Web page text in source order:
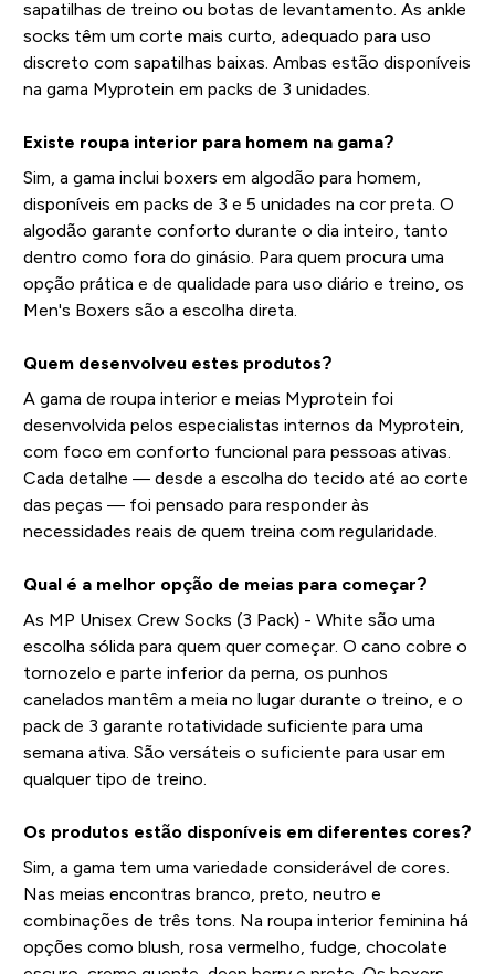
sapatilhas de treino ou botas de levantamento. As ankle
socks têm um corte mais curto, adequado para uso
discreto com sapatilhas baixas. Ambas estão disponíveis
na gama Myprotein em packs de 3 unidades.
Existe roupa interior para homem na gama?
Sim, a gama inclui boxers em algodão para homem,
disponíveis em packs de 3 e 5 unidades na cor preta. O
algodão garante conforto durante o dia inteiro, tanto
dentro como fora do ginásio. Para quem procura uma
opção prática e de qualidade para uso diário e treino, os
Men's Boxers são a escolha direta.
Quem desenvolveu estes produtos?
A gama de roupa interior e meias Myprotein foi
desenvolvida pelos especialistas internos da Myprotein,
com foco em conforto funcional para pessoas ativas.
Cada detalhe — desde a escolha do tecido até ao corte
das peças — foi pensado para responder às
necessidades reais de quem treina com regularidade.
Qual é a melhor opção de meias para começar?
As MP Unisex Crew Socks (3 Pack) - White são uma
escolha sólida para quem quer começar. O cano cobre o
tornozelo e parte inferior da perna, os punhos
canelados mantêm a meia no lugar durante o treino, e o
pack de 3 garante rotatividade suficiente para uma
semana ativa. São versáteis o suficiente para usar em
qualquer tipo de treino.
Os produtos estão disponíveis em diferentes cores?
Sim, a gama tem uma variedade considerável de cores.
Nas meias encontras branco, preto, neutro e
combinações de três tons. Na roupa interior feminina há
opções como blush, rosa vermelho, fudge, chocolate